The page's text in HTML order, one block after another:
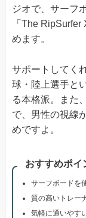
ジオで、サーフ
「The
めます。
サポートしてく
球・陸上選手と
る本格派。また
で、男性の視線
めですよ。
おすすめポイ
サーフボードを
質の高いトレー
気軽に通いやす